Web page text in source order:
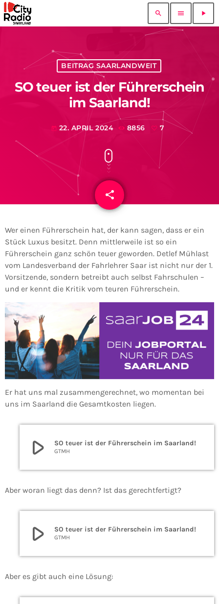
search menu play_arrow
BEITRAG SAARLANDWEIT
SO teuer ist der Führerschein
im Saarland!
today 22. APRIL 2024 8856 7
share
email
Wer einen Führerschein hat, der kann sagen, dass er ein
Stück Luxus besitzt. Denn mittlerweile ist so ein
Führerschein ganz schön teuer geworden. Detlef Mühlast
vom Landesverband der Fahrlehrer Saar ist nicht nur der 1.
Vorsitzende, sondern betreibt auch selbst Fahrschulen –
und er kennt die Kritik vom teuren Führerschein.
Er hat uns mal zusammengerechnet, wo momentan bei
uns im Saarland die Gesamtkosten liegen.
play_arrow SO teuer ist der Führerschein im Saarland!
GTMH
Aber woran liegt das denn? Ist das gerechtfertigt?
play_arrow SO teuer ist der Führerschein im Saarland!
GTMH
Aber es gibt auch eine Lösung: